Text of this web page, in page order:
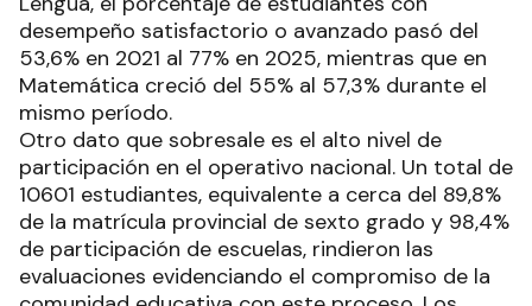
desempeño satisfactorio o avanzado pasó del
53,6% en 2021 al 77% en 2025, mientras que en
Matemática creció del 55% al 57,3% durante el
mismo período.
Otro dato que sobresale es el alto nivel de
participación en el operativo nacional. Un total de
10601 estudiantes, equivalente a cerca del 89,8%
de la matrícula provincial de sexto grado y 98,4%
de participación de escuelas, rindieron las
evaluaciones evidenciando el compromiso de la